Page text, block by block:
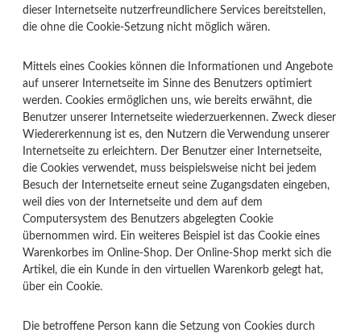
dieser Internetseite nutzerfreundlichere Services bereitstellen,
die ohne die Cookie-Setzung nicht möglich wären.
Mittels eines Cookies können die Informationen und Angebote
auf unserer Internetseite im Sinne des Benutzers optimiert
werden. Cookies ermöglichen uns, wie bereits erwähnt, die
Benutzer unserer Internetseite wiederzuerkennen. Zweck dieser
Wiedererkennung ist es, den Nutzern die Verwendung unserer
Internetseite zu erleichtern. Der Benutzer einer Internetseite,
die Cookies verwendet, muss beispielsweise nicht bei jedem
Besuch der Internetseite erneut seine Zugangsdaten eingeben,
weil dies von der Internetseite und dem auf dem
Computersystem des Benutzers abgelegten Cookie
übernommen wird. Ein weiteres Beispiel ist das Cookie eines
Warenkorbes im Online-Shop. Der Online-Shop merkt sich die
Artikel, die ein Kunde in den virtuellen Warenkorb gelegt hat,
über ein Cookie.
Die betroffene Person kann die Setzung von Cookies durch